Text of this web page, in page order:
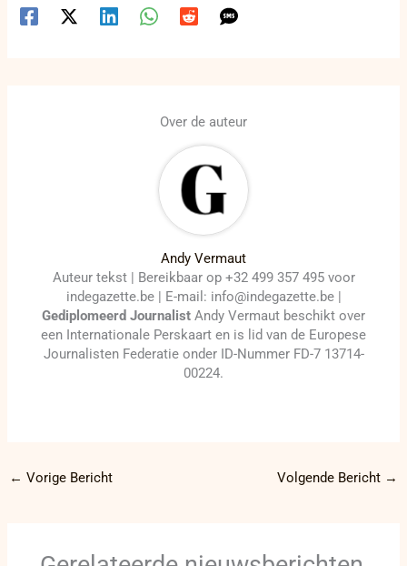
Over de auteur
Andy Vermaut
Auteur tekst | Bereikbaar op +32 499 357 495 voor
indegazette.be | E-mail: info@indegazette.be |
Gediplomeerd Journalist Andy Vermaut beschikt over
een Internationale Perskaart en is lid van de Europese
Journalisten Federatie onder ID-Nummer FD-7 13714-
00224.
← Vorige Bericht Volgende Bericht →